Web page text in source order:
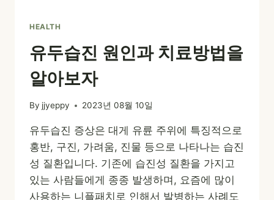
HEALTH
유두습진 원인과 치료방법을
알아보자
By jjyeppy 2023년 08월 10일
유두습진 증상은 대게 유륜 주위에 특징적으로
홍반, 구진, 가려움, 진물 등으로 나타나는 습진
성 질환입니다. 기존에 습진성 질환을 가지고
있는 사람들에게 종종 발생하며, 요즘에 많이
사용하는 니플패치로 인해서 발병하는 사례도